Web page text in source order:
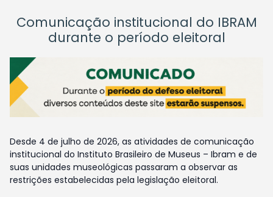
Comunicação institucional do IBRAM
durante o período eleitoral
Desde 4 de julho de 2026, as atividades de comunicação
institucional do Instituto Brasileiro de Museus – Ibram e de
suas unidades museológicas passaram a observar as
restrições estabelecidas pela legislação eleitoral.